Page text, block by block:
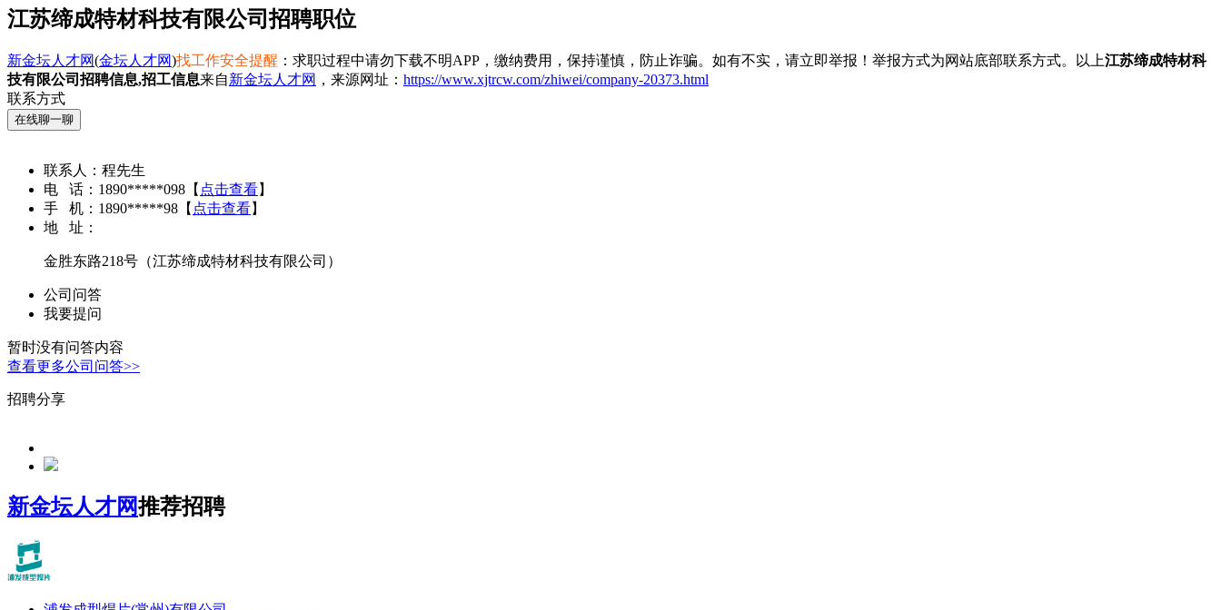
江苏缔成特材科技有限公司招聘职位
新金坛人才网(金坛人才网)找工作安全提醒 ：求职过程中请勿下载不明APP，缴纳费用，保持谨慎，防止诈骗。如有不实，请立即举报！举报方式为网站底部联系方式。以上江苏缔成特材科
技有限公司招聘信息,招工信息来自新金坛人才网 ，来源网址： https://www.xjtrcw.com/zhiwei/company-20373.html
联系方式
在线聊一聊
联系人： 程先生
电 话： 1890*****098 【 点击查看】
手 机： 1890*****98 【 点击查看】
地 址：
金胜东路218号（江苏缔成特材科技有限公司）
公司问答
我要提问
暂时没有问答内容
查看更多公司问答>>
招聘分享
新金坛人才网推荐招聘